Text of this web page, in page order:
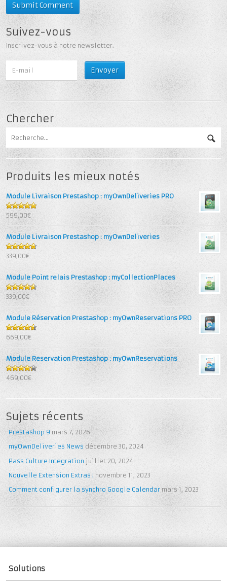
Suivez-vous
Inscrivez-vous à notre newsletter.
Chercher
Produits les mieux notés
Module Livraison Prestashop : myOwnDeliveries PRO
5out of 5
599,00€
Module Livraison Prestashop : myOwnDeliveries
4.71out
of 5
339,00€
Module Point relais Prestashop : myCollectionPlaces
4.67out
of 5
339,00€
Module Réservation Prestashop : myOwnReservations PRO
4.6out
of 5
669,00€
Module Reservation Prestashop : myOwnReservations
4.25out
of 5
469,00€
Sujets récents
Prestashop 9 mars 7, 2026
myOwnDeliveries News décembre 30, 2024
Pass Culture Integration juillet 20, 2024
Nouvelle Extension Extras ! novembre 11, 2023
Comment configurer la synchro Google Calendar mars 1, 2023
Solutions